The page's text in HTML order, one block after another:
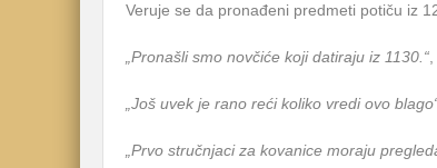
Veruje se da pronađeni predmeti potiču iz
„Pronašli smo novčiće koji datiraju iz 1130.“
„Još uvek je rano reći koliko vredi ovo
„Prvo stručnjaci za kovanice moraju